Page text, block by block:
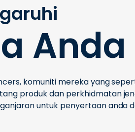
Anda
komuniti mereka yang
produk dan perkhidmatan
untuk penyertaan anda